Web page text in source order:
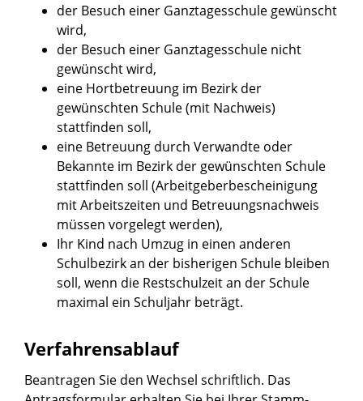
der Besuch einer Ganztagesschule gewünscht
wird,
der Besuch einer Ganztagesschule nicht
gewünscht wird,
eine Hortbetreuung im Bezirk der
gewünschten Schule (mit Nachweis)
stattfinden soll,
eine Betreuung durch Verwandte oder
Bekannte im Bezirk der gewünschten Schule
stattfinden soll (Arbeitgeberbescheinigung
mit Arbeitszeiten und Betreuungsnachweis
müssen vorgelegt werden),
Ihr Kind nach Umzug in einen anderen
Schulbezirk an der bisherigen Schule bleiben
soll, wenn die Restschulzeit an der Schule
maximal ein Schuljahr beträgt.
Verfahrensablauf
Beantragen Sie den Wechsel schriftlich. Das